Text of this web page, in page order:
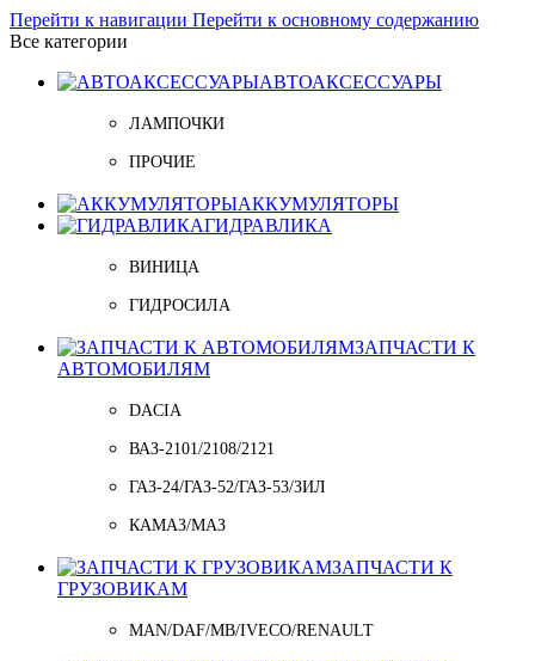
Перейти к навигации Перейти к основному содержанию
Все категории
АВТОАКСЕССУАРЫ
ЛАМПОЧКИ
ПРОЧИЕ
АККУМУЛЯТОРЫ
ГИДРАВЛИКА
ВИНИЦА
ГИДРОСИЛА
ЗАПЧАСТИ К
АВТОМОБИЛЯМ
DACIA
ВАЗ-2101/2108/2121
ГАЗ-24/ГАЗ-52/ГАЗ-53/ЗИЛ
КАМАЗ/МАЗ
ЗАПЧАСТИ К
ГРУЗОВИКАМ
MAN/DAF/MB/IVECO/RENAULT